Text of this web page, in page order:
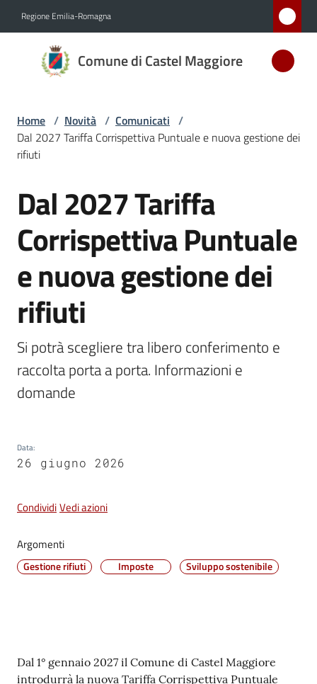
Regione Emilia-Romagna
Comune di Castel Maggiore
Comune
di Castel
D'ARGENTO
AL MERITO
Amministrazione
Menu selezionato
Servizi
Castel
Maggiore
Amministrazione
Albo
Tutti
Seguici
Home / Novità / Comunicati /
Dal 2027 Tariffa Corrispettiva Puntuale e nuova gestione dei
rifiuti
Salta al contenuto
Dal 2027 Tariffa
Corrispettiva Puntuale
e nuova gestione dei
rifiuti
Si potrà scegliere tra libero conferimento e
raccolta porta a porta. Informazioni e
domande
Data:
26 giugno 2026
CondividiVedi azioni
Argomenti
Gestione rifiuti Imposte Sviluppo sostenibile
Contenuto
Dal 1° gennaio 2027 il Comune di Castel Maggiore
introdurrà la nuova Tariffa Corrispettiva Puntuale